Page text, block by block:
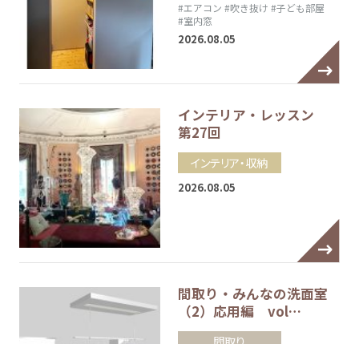
#エアコン #吹き抜け #子ども部屋
#室内窓
2026.08.05
インテリア・レッスン
第27回
インテリア・収納
2026.08.05
間取り・みんなの洗面室
（2）応用編 vol…